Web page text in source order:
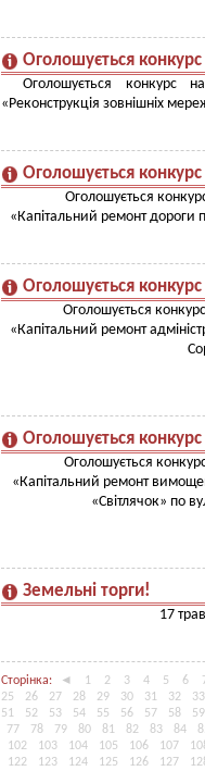
Оголошується конкурс
Оголошується конкурс
«Реконструкція зовнішніх
Оголошується конкурс
Оголошується
«Капітальний ремонт дороги
Оголошується конкурс
Оголошується
«Капітальний ремонт
Оголошується конкурс
Оголошується
«Капітальний ремонт
«Світлячок» по
Земельні торги!
17
Сторінка: ◄ 1 2 3 4 5 6
25
26 27 28 29 30 31 32 33
51
52 53 54 55 56 57 58 59
77
78 79 80 81 82 83 84
102
103 104 105 106 107
122
123 124 125 126 127